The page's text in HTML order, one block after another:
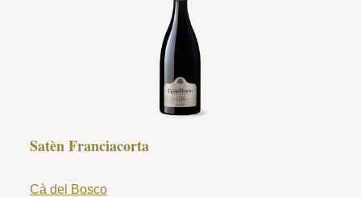
Satèn Franciacorta
Cà del Bosco